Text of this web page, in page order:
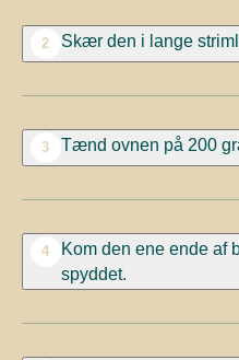
2 Skær den i lange
3 Tænd ovnen på 200
4
Kom den ene ende af
spyddet.